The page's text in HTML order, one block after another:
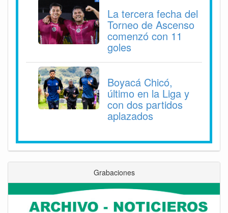
La tercera fecha del
Torneo de Ascenso
comenzó con 11
goles
Boyacá Chicó,
último en la Liga y
con dos partidos
aplazados
Grabaciones